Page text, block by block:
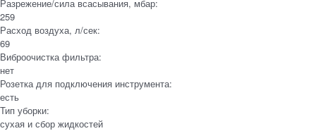
Разрежение/сила всасывания, мбар:
259
Расход воздуха, л/сек:
69
Виброочистка фильтра:
нет
Розетка для подключения инструмента:
есть
Тип уборки:
сухая и сбор жидкостей